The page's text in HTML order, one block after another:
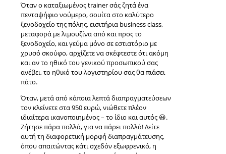
Όταν ο καταξιωμένος trainer σάς ζητά ένα
πενταψήφιο νούμερο, σουίτα στο καλύτερο
ξενοδοχείο της πόλης, εισιτήρια business class,
μεταφορά με λιμουζίνα από και προς το
ξενοδοχείο, και γεύμα μόνο σε εστιατόριο με
χρυσό σκούφο, αρχίζετε να σκέφτεστε ότι ακόμη
και αν το ηθικό του γενικού προσωπικού σας
ανέβει, το ηθικό του λογιστηρίου σας θα πιάσει
πάτο.
Όταν, μετά από κάποια λεπτά διαπραγματεύσεων
τον κλείνετε στα 950 ευρώ, νιώθετε πλέον
ιδιαίτερα ικανοποιημένος – το ίδιο και αυτός 😃.
Ζήτησε πάρα πολλά, για να πάρει πολλά! Δείτε
αυτή τη διαφορετική μορφή διαπραγμάτευσης,
όπου απαιτώντας κάτι σχεδόν εξωφρενικό, η